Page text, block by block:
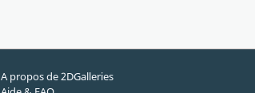
A propos de 2DGalleries